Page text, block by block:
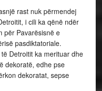
rast nuk përmendej
i cili ka qënë ndër
për Pavarësisnë e
pasdiktatoriale.
Detroitit ka merituar dhe
dekoratë, edhe pse
dekoratat, sepse